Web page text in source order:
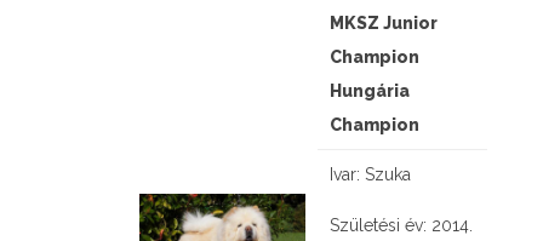
MKSZ Junior
Champion
Hungária
Champion
Ivar: Szuka
Születési év: 2014.